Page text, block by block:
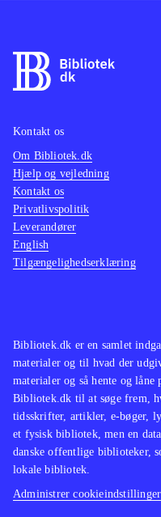
Bibliotek.dk er en samlet
materialer og til hvad der
materialer og så hente og
Bibliotek.dk til at søge frem,
tidsskrifter, artikler, e-bøger,
et fysisk bibliotek, men en
danske offentlige biblioteker,
lokale bibliotek.
Administrer cookieindstillinger
Kontakt os
Om Bibliotek.dk
Hjælp og vejledning
Kontakt os
Privatlivspolitik
Leverandører
English
Tilgængelighedserklæring